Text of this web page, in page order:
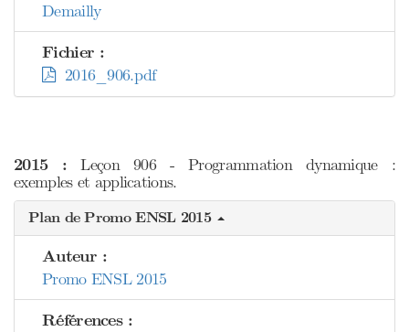
Demailly
Fichier :
2016_906.pdf
2015 : Leçon 906 - Programmation dynamique :
exemples et applications.
Plan de Promo ENSL 2015
Auteur :
Promo ENSL 2015
Références :